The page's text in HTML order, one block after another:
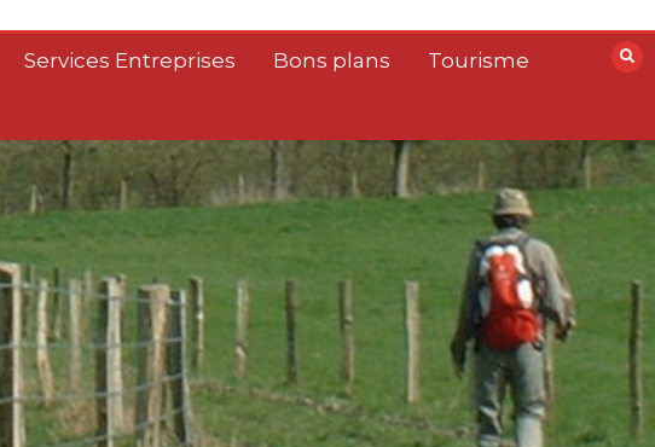
Services Entreprises Bons plans Tourisme